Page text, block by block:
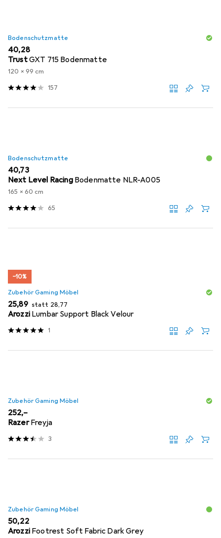
Bodenschutzmatte
EUR
40,28
TrustGXT 715 Bodenmatte
120 x 99 cm
157
Bodenschutzmatte
EUR
40,73
Next Level Racing Bodenmatte NLR-A005
165 x 60 cm
65
−10%
Zubehör Gaming Möbel
EUR
25,89 statt EUR
28,77
Arozzi Lumbar Support Black Velour
1
Zubehör Gaming Möbel
EUR
252,–
Razer Freyja
3
Zubehör Gaming Möbel
EUR
50,22
Arozzi Footrest Soft Fabric Dark Grey